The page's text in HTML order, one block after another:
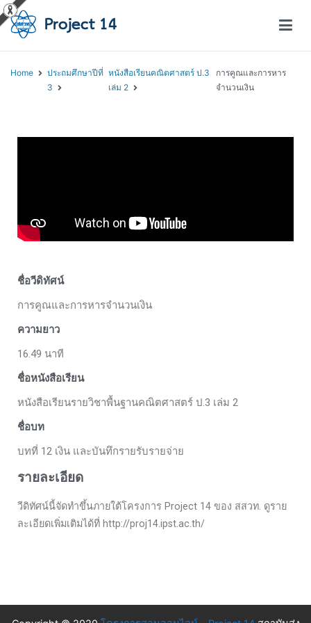
Home
ประถมศึกษาปีที่
3
หนังสือเรียนคณิตศาสตร์ ป.3
เล่ม 2
การคูณและการหาร
จำนวนเงิน
ชื่อวีดิทัศน์
การคูณและการหารจำนวนเงิน
ความยาว
16.49 นาที
ชื่อหนังสือเรียน
หนังสือเรียนรายวิชาพื้นฐานคณิตศาสตร์ ป.3 เล่ม 2​
ชื่อบท
บทที่ 12 เงิน และบันทึกรายรับรายจ่าย
รายละเอียด
วีดิทัศน์นี้จัดทำขึ้นภายใต้โครงการ Project 14 ของ สสวท. ดูราย
ละเอียดเพิ่มเติมได้ที่ http://proj14.ipst.ac.th/